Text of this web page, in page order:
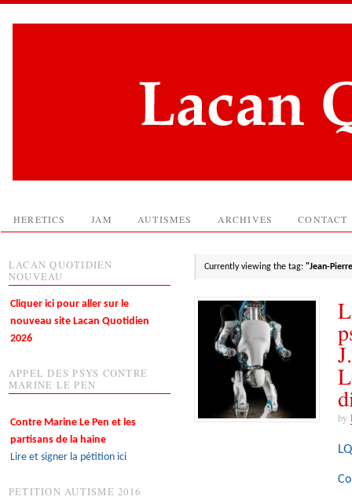
HERETICS JAM AUTISMES ARCHIVES CONTACT
Currently viewing the tag: "Jean-
by
LACAN QUOTIDIEN
NOUVEAU
Cliquer ici pour aller sur le
nouveau site Lacan Quotidien
2026
APPEL DES PSYS CONTRE
MARINE LE PEN
Contre Marine Le Pen et les
partisans de la haine
Lire et signer la pétition ici
PETITION AUTISME 2016